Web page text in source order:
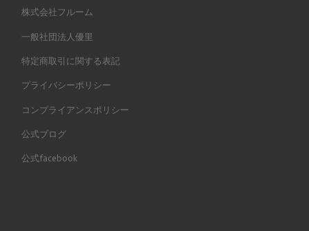
株式会社フルーム
一般社団法人優里
特定商取引に関する表記
プライバシーポリシー
コンプライアンスポリシー
公式ブログ
公式facebook